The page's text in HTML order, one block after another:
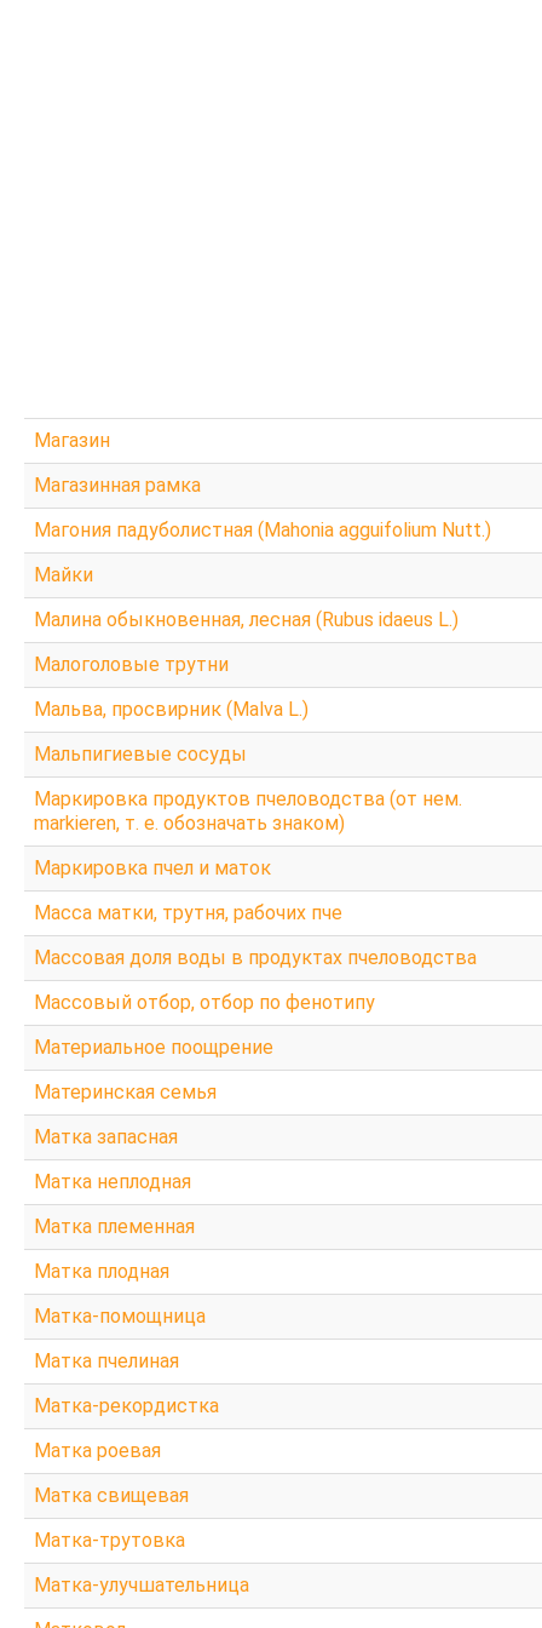
А
Б
В
Г
Д
ПОРАДИ бджолярам
Ліки, отримані від бджіл
Бджільництво.Практичний курс
ОСНОВИ БДЖІЛЬНИЦТВА
СТАРОДАВНІЙ МЕД
Мед і продукти бджільництва
500 питань і відповідей по бджільництву
Магазин
Магазинная рамка
Магония падуболистная (Mahonia agguifolium Nutt.)
Майки
Малина обыкновенная, лесная (Rubus idaeus L.)
Малоголовые трутни
Мальва, просвирник (Malva L.)
Мальпигиевые сосуды
Маркировка продуктов пчеловодства (от нем.
markieren, т. е. обозначать знаком)
Маркировка пчел и маток
Масса матки, трутня, рабочих пче
Массовая доля воды в продуктах пчеловодства
Массовый отбор, отбор по фенотипу
Материальное поощрение
Материнская семья
Матка запасная
Матка неплодная
Матка племенная
Матка плодная
Матка-помощница
Матка пчелиная
Матка-рекордистка
Матка роевая
Матка свищевая
Матка-трутовка
Матка-улучшательница